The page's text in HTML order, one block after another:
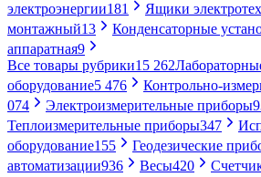
электроэнергии181 Ящики
монтажный13 Конденсаторные
аппаратная9
Все товары рубрики15 262
оборудование5 476 Контрольно-
074
Электроизмерительные приборы
Теплоизмерительные приборы347
оборудование155 Геодезические
автоматизации936 Весы420